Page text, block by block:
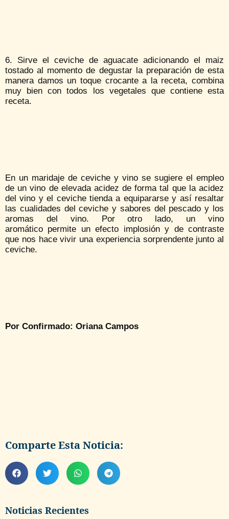
Noticias Recientes
6. Sirve el ceviche de aguacate adicionando el maiz
tostado al momento de degustar la preparación de esta
manera damos un toque crocante a la receta, combina
muy bien con todos los vegetales que contiene esta
receta.
En un maridaje de ceviche y vino se sugiere el empleo
de un vino de elevada acidez de forma tal que la acidez
del vino y el ceviche tienda a equipararse y así resaltar
las cualidades del ceviche y sabores del pescado y los
aromas del vino. Por otro lado, un vino
aromático permite un efecto implosión y de contraste
que nos hace vivir una experiencia sorprendente junto al
ceviche.
Por Confirmado: Oriana Campos
Comparte Esta Noticia: